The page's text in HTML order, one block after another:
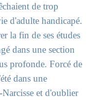
de trop
d'adulte handicapé.
la fin de ses études
dans une section
profonde. Forcé de
dans une
et d'oublier